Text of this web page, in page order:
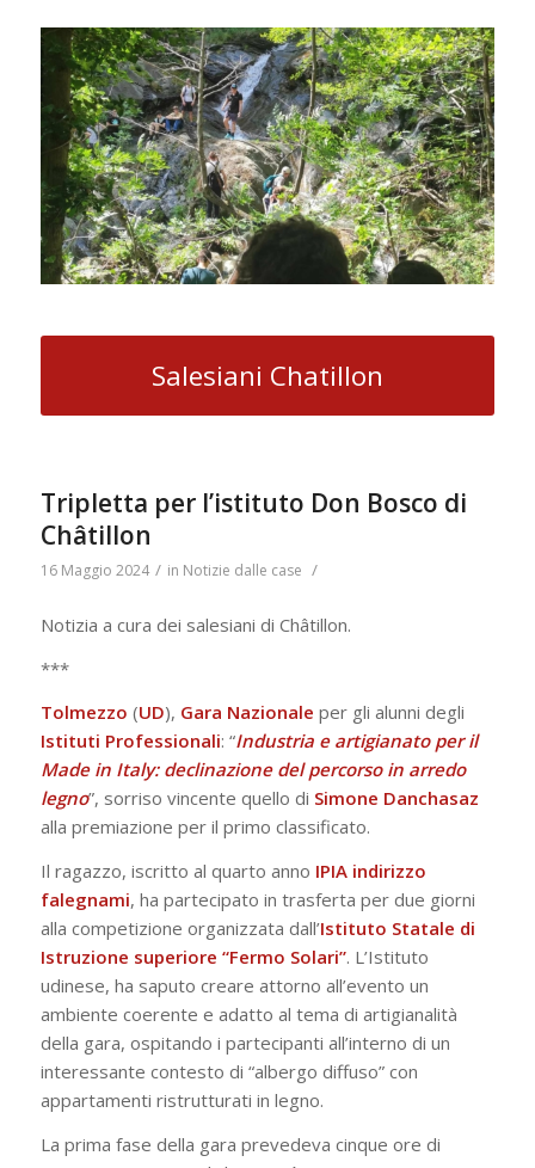
Salesiani Chatillon
Tripletta per l’istituto Don Bosco di
Châtillon
16 Maggio 2024 / in Notizie dalle case /
Notizia a cura dei salesiani di Châtillon.
***
Tolmezzo (UD), Gara Nazionale per gli alunni degli
Istituti Professionali: “Industria e artigianato per il
Made in Italy: declinazione del percorso in arredo
legno”, sorriso vincente quello di Simone Danchasaz
alla premiazione per il primo classificato.
Il ragazzo, iscritto al quarto anno IPIA indirizzo
falegnami, ha partecipato in trasferta per due giorni
alla competizione organizzata dall’Istituto Statale di
Istruzione superiore “Fermo Solari”. L’Istituto
udinese, ha saputo creare attorno all’evento un
ambiente coerente e adatto al tema di artigianalità
della gara, ospitando i partecipanti all’interno di un
interessante contesto di “albergo diffuso” con
appartamenti ristrutturati in legno.
La prima fase della gara prevedeva cinque ore di